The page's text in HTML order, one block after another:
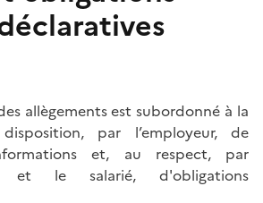
allègements est subordonné à la
par l’employeur, de
et, au respect, par
et le salarié, d'obligations